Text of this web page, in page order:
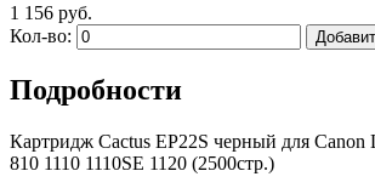
1 156 руб.
Кол-во:
Подробности
Картридж Cactus EP22S черный для Canon
810 1110 1110SE 1120 (2500стр.)